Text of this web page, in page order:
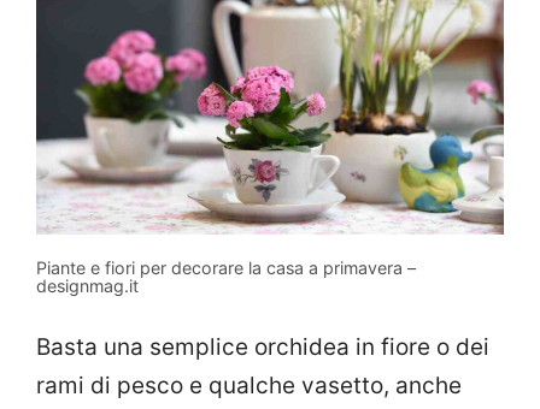
Piante e fiori per decorare la casa a primavera –
designmag.it
Basta una semplice orchidea in fiore o dei
rami di pesco e qualche vasetto, anche